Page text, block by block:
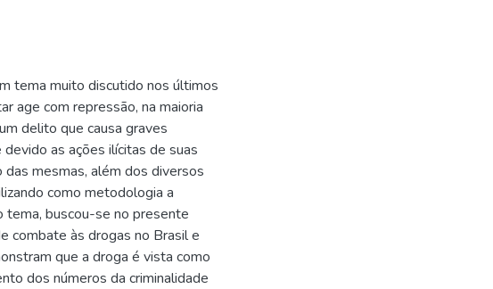
tema muito discutido nos últimos
age com repressão, na maioria
delito que causa graves
as ações ilícitas de suas
mesmas, além dos diversos
como metodologia a
tema, buscou-se no presente
combate às drogas no Brasil e
que a droga é vista como
dos números da criminalidade